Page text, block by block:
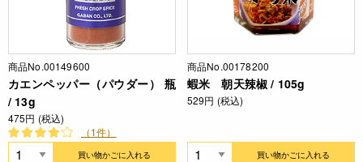
商品No.00149600
カエンペッパー（パウダー） 瓶
/ 13g
475円 (税込)
（1件）
買い物かごに入れる
商品No.00178200
蝦米 朝天辣椒 / 105g
529円 (税込)
買い物かごに入れる